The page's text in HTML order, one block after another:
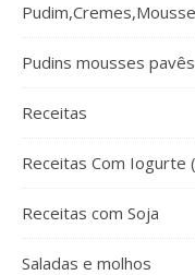
Pudins mousses
Receitas
Receitas Com Iogurte
Receitas com Soja
Saladas e molhos